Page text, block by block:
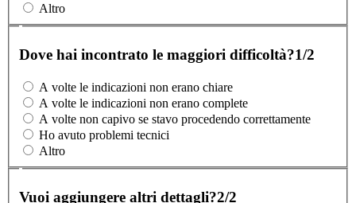
Altro
Dove hai incontrato le maggiori difficoltà?1/2
A volte le indicazioni non erano chiare
A volte le indicazioni non erano complete
A volte non capivo se stavo procedendo correttamente
Ho avuto problemi tecnici
Altro
Vuoi aggiungere altri dettagli?2/2